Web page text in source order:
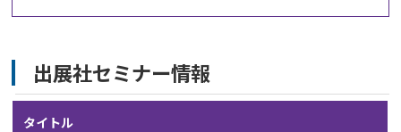
出展社セミナー情報
タイトル